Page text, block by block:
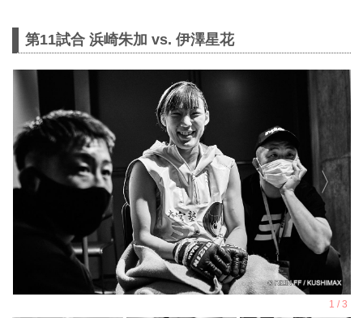
第11試合 浜崎朱加 vs. 伊澤星花